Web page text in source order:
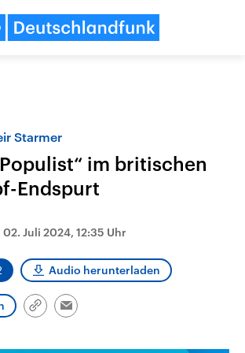
Anhalt
am 6.
Koalition aus
USA
mit großem Einfluss auf
Starmer
im britischen
Endspurt
02. Juli 2024, 12:35 Uhr
Audio herunterladen
Link
Email